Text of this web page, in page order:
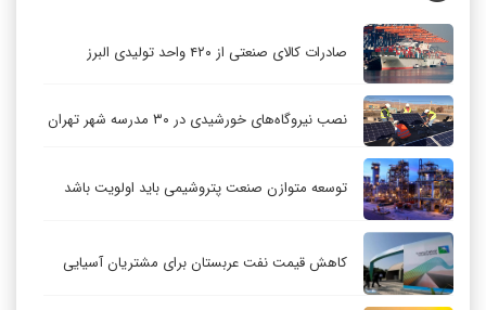
صادرات کالای صنعتی از ۴۲۰ واحد تولیدی البرز
نصب نیروگاه‌های خورشیدی در ۳۰ مدرسه شهر تهران
توسعه متوازن صنعت پتروشیمی باید اولویت باشد
کاهش قیمت نفت عربستان برای مشتریان آسیایی